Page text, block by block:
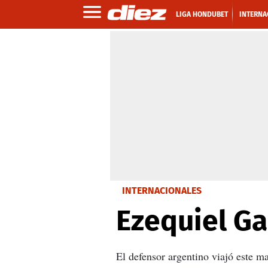
LIGA HONDUBET
INTERNACIONALES
Ezequiel
El defensor argentino viajó este